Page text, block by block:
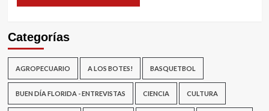
Categorías
AGROPECUARIO A LOS BOTES! BASQUETBOL
BUEN DÍA FLORIDA - ENTREVISTAS CIENCIA CULTURA